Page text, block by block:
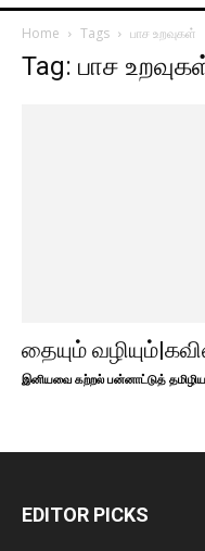
Home Tags பாச உறவுகள்
Tag: பாச
தையும்
இனியவை கற்றல் பன்னாட்டுத்
EDITOR PICKS